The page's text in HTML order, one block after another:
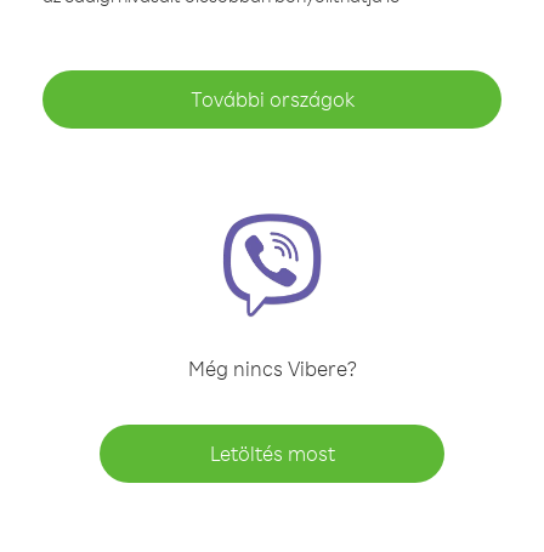
További országok
Még nincs Vibere?
Letöltés most